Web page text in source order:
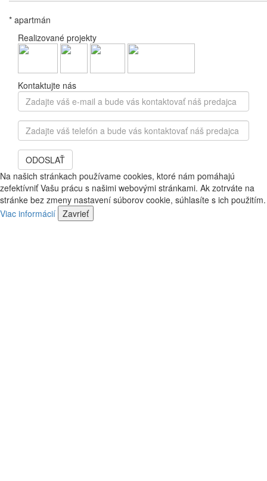
* apartmán
Realizované projekty
Kontaktujte nás
Zadajte
váš
e-
mail
a
bude
vás
kontaktovať
náš
predajca
Zadajte
váš
telefón
bude
vás
kontaktovať
náš
ODOSLAŤ
Na našich stránkach používame cookies, ktoré nám pomáhajú
zefektívniť Vašu prácu s našimi webovými stránkami. Ak zotrváte na
stránke bez zmeny nastavení súborov cookie, súhlasíte s ich použitím.
Viac informácií Zavrieť